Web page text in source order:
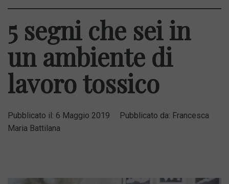
5 segni che sei in
un ambiente di
lavoro tossico
Pubblicato il: 6 Maggio 2019 Pubblicato da: Francesca
Maria Battilana